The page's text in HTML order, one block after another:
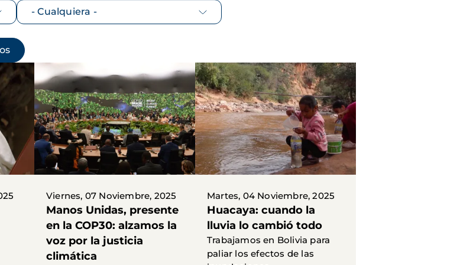
Viernes, 07 Noviembre, 2025
Manos Unidas, presente
en la COP30: alzamos la
voz por la justicia
climática
Martes, 04 Noviembre, 2025
Huacaya: cuando la
lluvia lo cambió todo
Trabajamos en Bolivia para
paliar los efectos de las